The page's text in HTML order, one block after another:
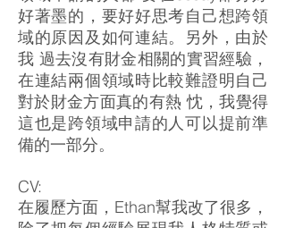
好著墨的，要好好思考自己想跨領
域的原因及如何連結。另外，由於
我 過去沒有財金相關的實習經驗，
在連結兩個領域時比較難證明自己
對於財金方面真的有熱 忱，我覺得
這也是跨領域申請的人可以提前準
備的一部分。
CV:
在履歷方面，Ethan幫我改了很多，